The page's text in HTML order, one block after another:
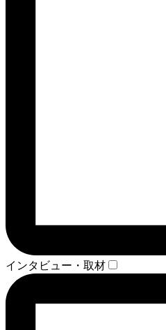
インタビュー・取材